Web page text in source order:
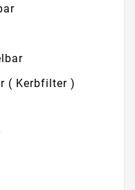
( Kerbfilter )